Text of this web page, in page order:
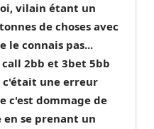
vilain étant un
de choses avec
le connais pas...
2bb et 3bet 5bb
c'était une erreur
c'est dommage de
se prenant un